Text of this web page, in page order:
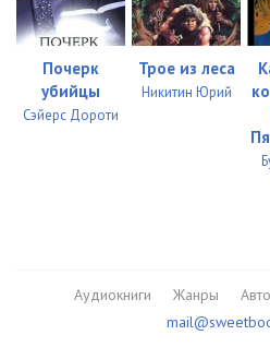
Почерк
убийцы
Сэйерс Дороти
Трое из леса
Никитин Юрий
Аудиокниги Жанры